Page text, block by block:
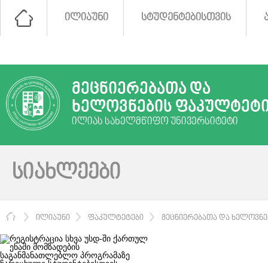
ᲘᲚᲘᲐᲣᲜᲘ ᲡᲢᲣᲓᲔᲜᲢᲔᲑᲘᲡᲗᲕᲘᲡ
ᲛᲔᲪᲜᲘᲔᲠᲔᲑᲐᲗᲐ ᲓᲐ
ᲮᲔᲚᲝᲕᲜᲔᲑᲘᲡ
ᲘᲚᲘᲐᲡ ᲡᲐᲮᲔᲚᲛᲬᲘᲤᲝ ᲣᲜᲘᲕᲔᲠᲡᲘᲢᲔᲢᲘ
ᲡᲘᲐᲮᲚᲔᲔᲑᲘ
ᲛᲗᲐᲕᲐᲠᲘ
ᲘᲚᲘᲐᲣᲜᲘ ᲤᲐᲙᲣᲚᲢᲔᲢᲔᲑᲘ ᲛᲔᲪᲜᲘᲔᲠᲔᲑᲐᲗᲐ ᲓᲐ